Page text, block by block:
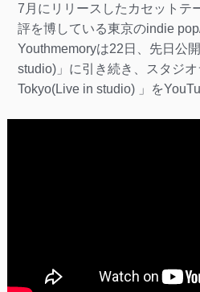
7月にリリースしたカセットテ
評を博している東京のindie
Youthmemoryは22日、先日公
studio)」に引き続き、スタジ
Tokyo(Live in studio) 」を